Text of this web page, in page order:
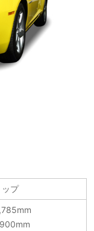
ップ